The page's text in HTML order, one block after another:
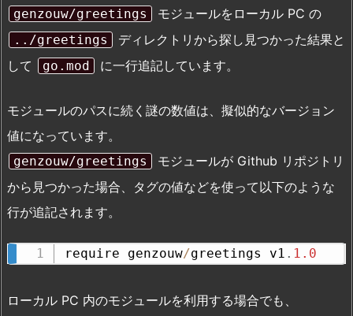
genzouw/greetings モジュールをローカル PC の
../greetings
ディレクトリから探し見つかった結果と
して
go.mod に一行追記しています。
モジュールのパスに続く謎の数値は、擬似的なバージョン
値になっています。
genzouw/greetings
モジュールが Github リポジトリ
から見つかった場合、タグの値などを使って以下のような
行が追記されます。
require genzouw/greetings v1 . 1.0
ローカル PC 内のモジュールを利用する場合でも、